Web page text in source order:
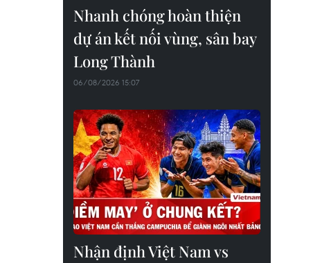
Nhanh chóng hoàn thiện
dự án kết nối vùng, sân bay
Long Thành
06/08/2026 15:07
Nhận định Việt Nam vs